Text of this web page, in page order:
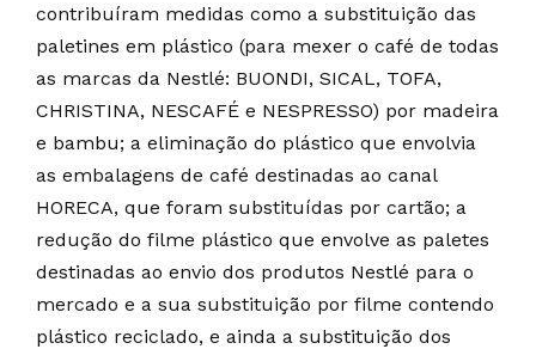
contribuíram medidas como a substituição das
paletines em plástico (para mexer o café de todas
as marcas da Nestlé: BUONDI, SICAL, TOFA,
CHRISTINA, NESCAFÉ e NESPRESSO) por madeira
e bambu; a eliminação do plástico que envolvia
as embalagens de café destinadas ao canal
HORECA, que foram substituídas por cartão; a
redução do filme plástico que envolve as paletes
destinadas ao envio dos produtos Nestlé para o
mercado e a sua substituição por filme contendo
plástico reciclado, e ainda a substituição dos